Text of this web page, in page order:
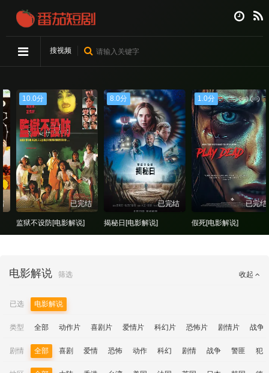
搜视频
10.0分
已完结
监狱不设防[电影解说]
8.0分
已完结
揭秘日[电影解说]
1.0分
已完结
假死[电影解说]
收起
电影解说 筛选
已选 电影解说
类型 全部 动作片 喜剧片 爱情片 科幻片 恐怖片 剧情片 战争
剧情 全部 喜剧 爱情 恐怖 动作 科幻 剧情 战争 警匪 犯